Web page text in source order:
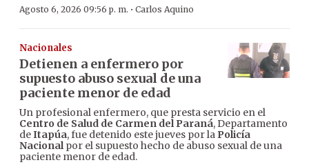
Agosto 6, 2026 09:56 p. m. · Carlos Aquino
Nacionales
Detienen a enfermero por
supuesto abuso sexual de una
paciente menor de edad
Un profesional enfermero, que presta servicio en el
Centro de Salud de Carmen del Paraná, Departamento
deItapúa, fue detenido este jueves por la Policía
Nacionalpor el supuesto hecho de abuso sexual de una
paciente menor de edad.